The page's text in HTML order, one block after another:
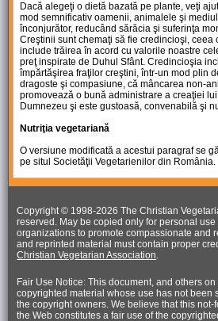
Dacă alegeţi o dietă bazată pe plante, veţi
mod semnificativ oamenii, animalele şi mediul
înconjurător, reducând sărăcia şi suferinţa
Creştinii sunt chemaţi să fie credincioşi, ceea
include trăirea în acord cu valorile noastre
preţ inspirate de Duhul Sfânt. Credincioşia
împărtăşirea fraţilor creştini, într-un mod plin
dragoste şi compasiune, că mâncarea non-
promovează o bună administrare a creaţiei lui
Dumnezeu şi este gustoasă, convenabilă şi
Nutriţia vegetariană
O versiune modificată a acestui paragraf se
pe situl Societăţii Vegetarienilor din România.
Copyright © 1998-2026 The Christian
reserved. May be copied only for personal
organizations to promote compassionate and
and reprinted material must contain proper
Christian Vegetarian Association
Fair Use Notice: This document, and others
copyrighted material whose use has not been
the copyright owners. We believe that this
the Web constitutes a fair use of the